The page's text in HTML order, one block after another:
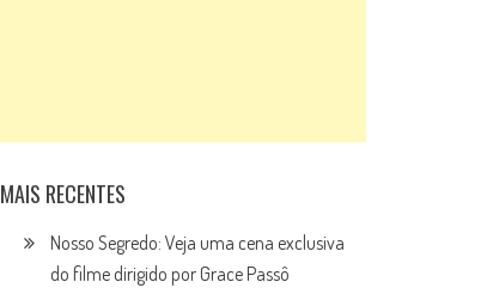
MAIS RECENTES
Nosso Segredo: Veja uma cena exclusiva
do filme dirigido por Grace Passô